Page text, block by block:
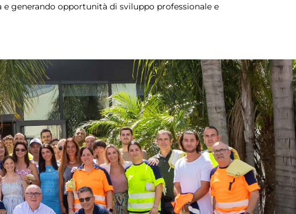
e generando opportunità di sviluppo professionale e